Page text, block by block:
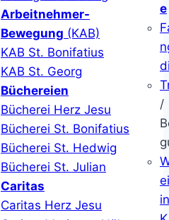
Arbeitnehmer-
Bewegung (KAB)
KAB St. Bonifatius
KAB St. Georg
Büchereien
Bücherei Herz Jesu
Bücherei St. Bonifatius
Bücherei St. Hedwig
Bücherei St. Julian
Caritas
Caritas Herz Jesu
e
/